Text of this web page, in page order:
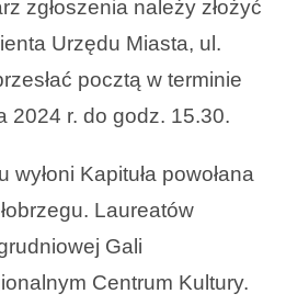
zgłoszenia należy złożyć
Urzędu Miasta, ul.
pocztą w terminie
2024 r. do godz. 15.30.
Kapituła powołana
Laureatów
Gali
Centrum Kultury.